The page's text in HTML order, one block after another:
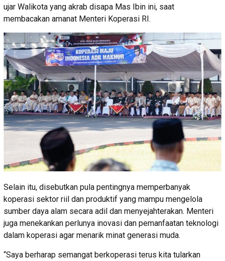
ujar Walikota yang akrab disapa Mas Ibin ini, saat
membacakan amanat Menteri Koperasi RI.
Selain itu, disebutkan pula pentingnya memperbanyak
koperasi sektor riil dan produktif yang mampu mengelola
sumber daya alam secara adil dan menyejahterakan. Menteri
juga menekankan perlunya inovasi dan pemanfaatan teknologi
dalam koperasi agar menarik minat generasi muda.
“Saya berharap semangat berkoperasi terus kita tularkan